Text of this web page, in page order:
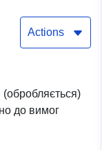
Actions
(обробляється)
до вимог